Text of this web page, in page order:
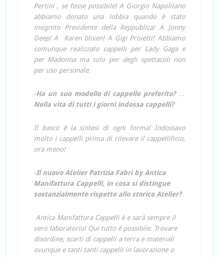
Pertini , se fosse possibile! A Giorgio Napolitano
abbiamo donato una lobbia quando è stato
insignito Presidente della Reppublica! A Jonny
Deep! A Karen blixen! A Gigi Proietti! Abbiamo
comunque realizzato cappelli per Lady Gaga e
per Madonna ma solo per degli spettacoli non
per uso personale.
-Ha un suo modello di cappello preferito?…
Nella vita di tutti i giorni indossa cappelli?
Il basco è la sintesi di ogni forma! Indossavo
molto i cappelli prima di rilevare il cappellificio,
ora meno!
-Il nuovo Atelier Patrizia Fabri by Antica
Manifattura Cappelli, in cosa si distingue
sostanzialmente rispetto allo storico Atelier?
Antica Manifattura Cappelli è e sarà sempre il
vero laboratorio! Qui tutto è possibile. Trovare
disordine, scarti di cappelli a terra e materiali
ovunque e tanti tanti cappelli in lavorazione o